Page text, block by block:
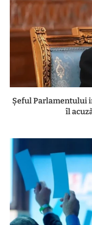
Șeful Parlamentului
îl